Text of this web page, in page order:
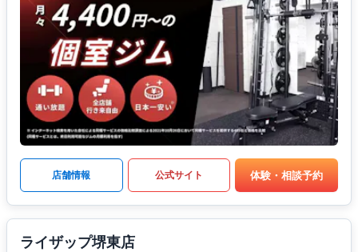
店舗情報 公式サイト 体験・相談予約
ライザップ堺東店